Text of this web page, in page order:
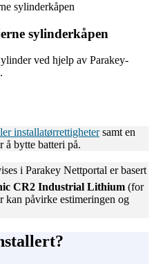
sylinderkåpen
sylinderkåpen
ved hjelp av Parakey-
installatørrettighetersamt en
å bytte batteri på.
i Parakey Nettportal er basert
CR2 Industrial Lithium (for
påvirke estimeringen og